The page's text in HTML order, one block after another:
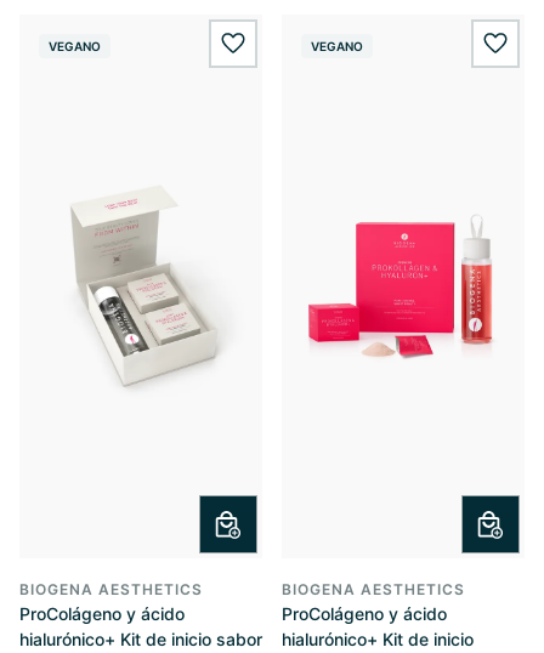
VEGANO wishlist.add
BIOGENA AESTHETICS
ProColágeno y ácido
hialurónico+ Kit de inicio sabor
VEGANO
BIOGENA AESTHETICS
ProColágeno y ácido
hialurónico+ Kit de inicio